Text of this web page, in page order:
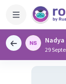
Nadya
29